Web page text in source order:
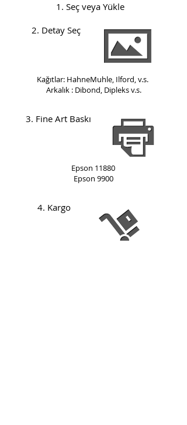
1. Seç veya Yükle
2. Detay Seç
Kağıtlar: HahneMuhle, Ilford, v.s.
Arkalık : Dibond, Dipleks v.s.
3. Fine Art Baskı
Epson 11880
Epson 9900
4. Kargo